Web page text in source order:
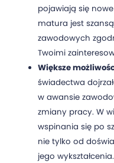
pojawiają się
matura jest
zawodowych
Twoimi
Większe
świadectwa
w awansie
zmiany pracy. W
wspinania się po
nie tylko od
jego